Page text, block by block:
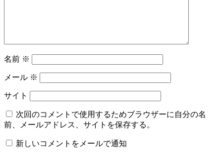
名前 ※
メール ※
サイト
次回のコメントで使用するためブラウザーに自分の名
前、メールアドレス、サイトを保存する。
新しいコメントをメールで通知